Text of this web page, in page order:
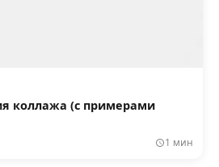
коллажа (с примерами
1 мин